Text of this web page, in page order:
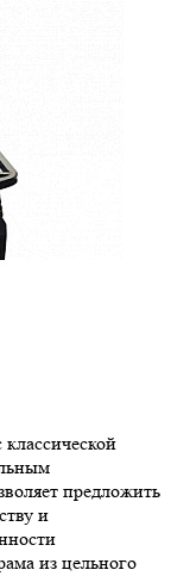
предложить
и
из цельного